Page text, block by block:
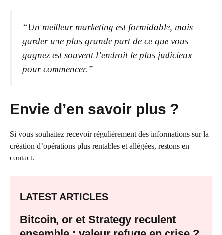
“Un meilleur marketing est formidable, mais
garder une plus grande part de ce que vous
gagnez est souvent l’endroit le plus judicieux
pour commencer.”
Envie d’en savoir plus ?
Si vous souhaitez recevoir régulièrement des informations sur la
création d’opérations plus rentables et allégées, restons en
contact.
LATEST ARTICLES
Bitcoin, or et Strategy reculent